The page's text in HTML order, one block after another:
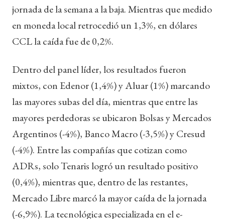
jornada de la semana a la baja. Mientras que medido
en moneda local retrocedió un 1,3%, en dólares
CCL la caída fue de 0,2%.
Dentro del panel líder, los resultados fueron
mixtos, con Edenor (1,4%) y Aluar (1%) marcando
las mayores subas del día, mientras que entre las
mayores perdedoras se ubicaron Bolsas y Mercados
Argentinos (-4%), Banco Macro (-3,5%) y Cresud
(-4%). Entre las compañías que cotizan como
ADRs, solo Tenaris logró un resultado positivo
(0,4%), mientras que, dentro de las restantes,
Mercado Libre marcó la mayor caída de la jornada
(-6,9%). La tecnológica especializada en el e-